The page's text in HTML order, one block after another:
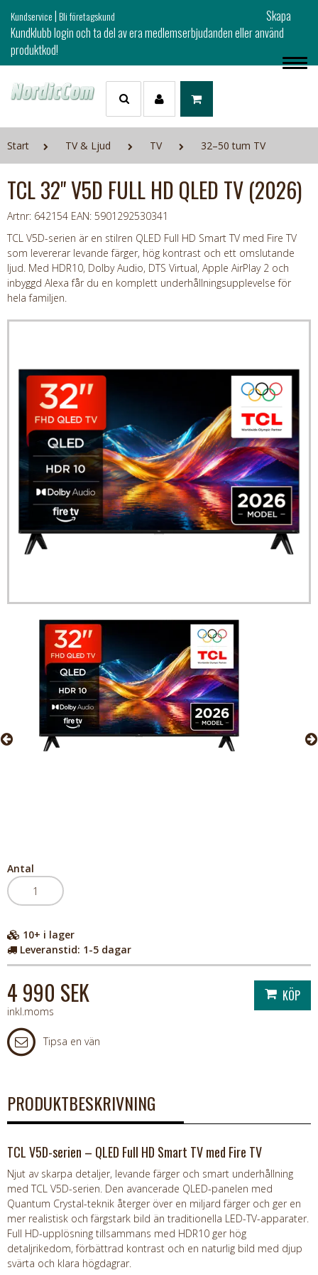
Kundservice|Bli företagskund
Skapa
Kundklubb login och ta del av era medlemserbjudanden eller använd
produktkod!
Start TV & Ljud TV 32–50 tum TV
TCL 32" V5D FULL HD QLED TV (2026)
Artnr: 642154 EAN: 5901292530341
TCL V5D-serien är en stilren QLED Full HD Smart TV med Fire TV
som levererar levande färger, hög kontrast och ett omslutande
ljud. Med HDR10, Dolby Audio, DTS Virtual, Apple AirPlay 2 och
inbyggd Alexa får du en komplett underhållningsupplevelse för
hela familjen.
Antal
10+ i lager
Leveranstid: 1-5 dagar
4 990 SEK
inkl.moms
Tipsa en vän
PRODUKTBESKRIVNING
TCL V5D-serien – QLED Full HD Smart TV med Fire TV
Njut av skarpa detaljer, levande färger och smart underhållning
med TCL V5D-serien. Den avancerade QLED-panelen med
Quantum Crystal-teknik återger över en miljard färger och ger en
mer realistisk och färgstark bild än traditionella LED-TV-apparater.
Full HD-upplösning tillsammans med HDR10 ger hög
detaljrikedom, förbättrad kontrast och en naturlig bild med djup
svärta och klara högdagrar.